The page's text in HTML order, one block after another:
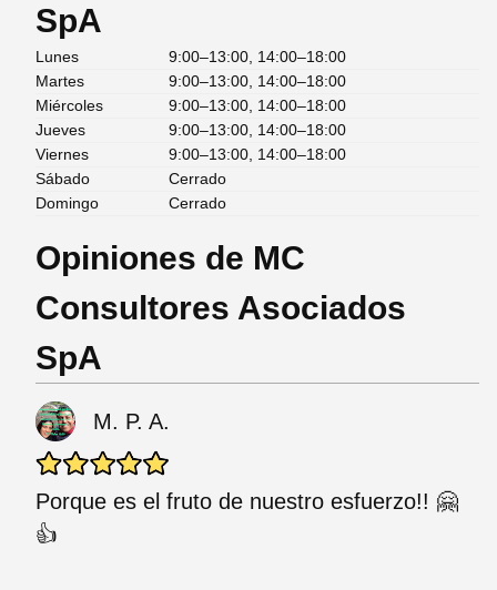
SpA
Lunes
9:00–13:00, 14:00–18:00
Martes
9:00–13:00, 14:00–18:00
Miércoles
9:00–13:00, 14:00–18:00
Jueves
9:00–13:00, 14:00–18:00
Viernes
9:00–13:00, 14:00–18:00
Sábado
Cerrado
Domingo
Cerrado
Opiniones de MC
Consultores Asociados
SpA
M. P. A.
Porque es el fruto de nuestro esfuerzo!! 🤗
👍